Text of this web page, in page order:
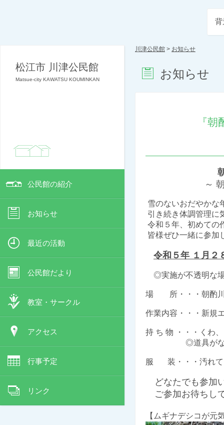
松江市 川津公民館
Matsue-city KAWATSU KOUMINKAN
公民館の紹介
お知らせ
最近の活動
公民館だより
教室・サークル
アクセス
行事予定
リンク
背
川津公民館 > お知らせ
お知らせ
『
～ 朝酌
雪のないおだやかな
引き続き体調管理に
令和５年、初めての
皆様ぜひ一緒に参加
令和５年 １ 月２
◎実施が不透明な
場 所・・・朝酌川
作業内容・・・新規
持 ち 物 ・・・くわ、
◎道具がなくても
服 装・・・汚れて
どなたでも参加
ご参加お待ちし
【ムギナデシコが元